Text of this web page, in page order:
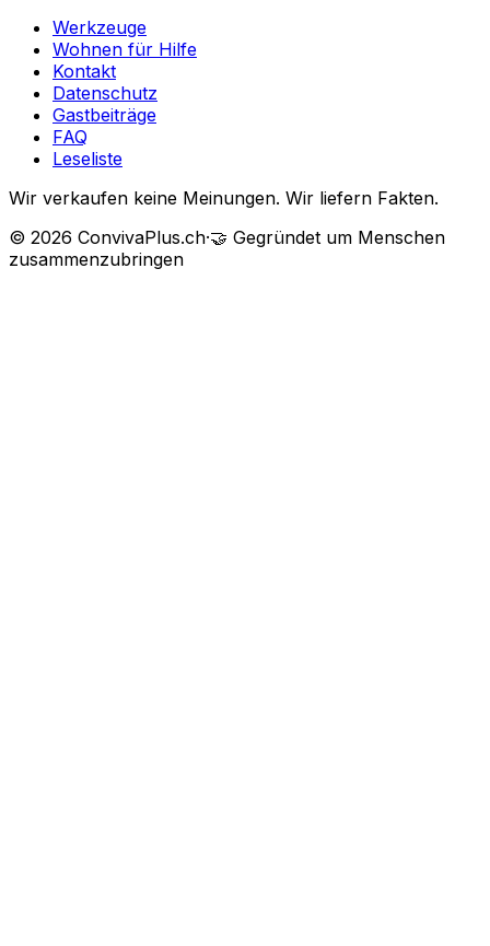
Werkzeuge
Wohnen für Hilfe
Kontakt
Datenschutz
Gastbeiträge
FAQ
Leseliste
Wir verkaufen keine Meinungen. Wir liefern Fakten.
© 2026 ConvivaPlus.ch·🤝 Gegründet um Menschen
zusammenzubringen